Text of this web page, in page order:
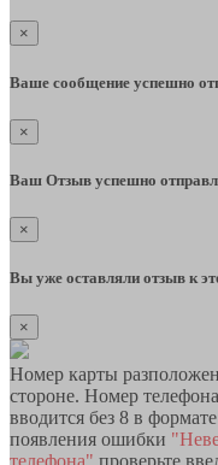
×
Ваше сообщение успешно
×
Ваш Отзыв успешно
×
Вы уже оставляли отзыв к
×
Номер карты
стороне. Номер
вводится без 8 в
появления ошибки